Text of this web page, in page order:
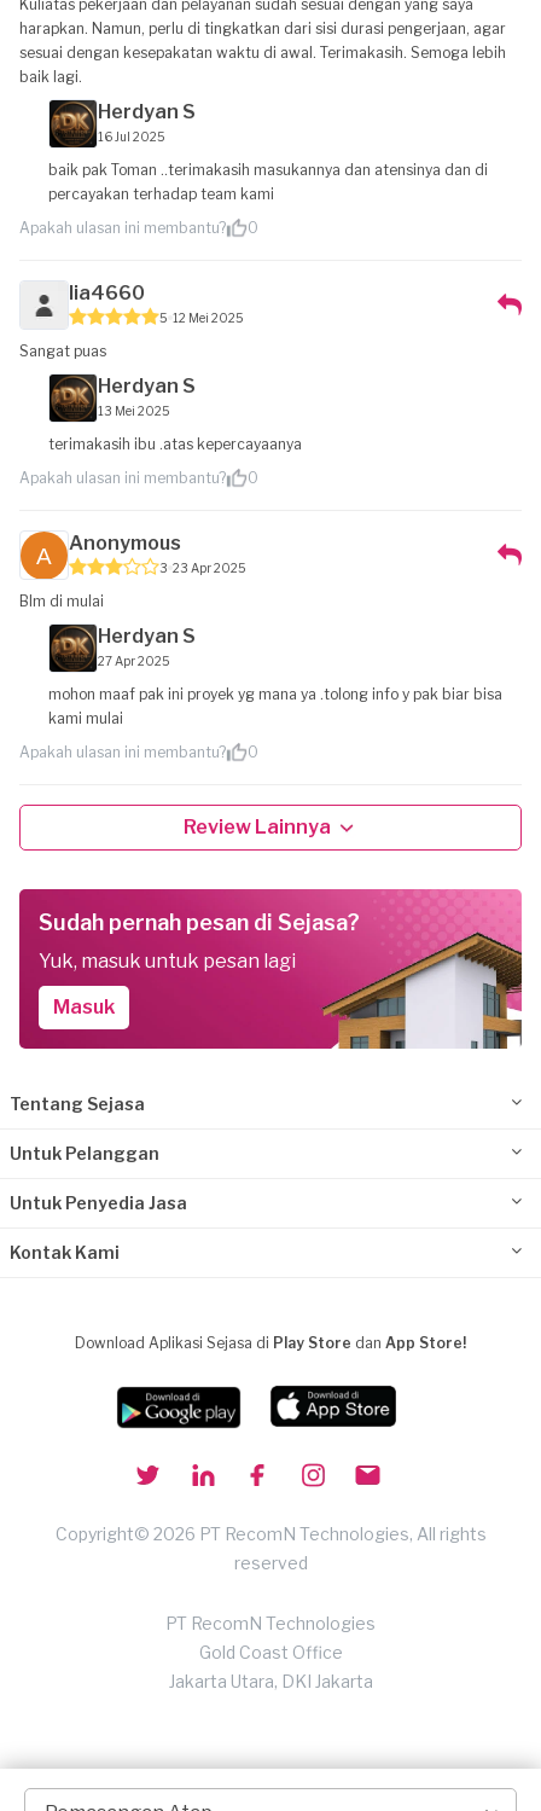
Kuliatas pekerjaan dan pelayanan sudah sesuai dengan yang saya
harapkan. Namun, perlu di tingkatkan dari sisi durasi pengerjaan, agar
sesuai dengan kesepakatan waktu di awal. Terimakasih. Semoga lebih
baik lagi.
Herdyan S
16 Jul 2025
baik pak Toman ..terimakasih masukannya dan atensinya dan di
percayakan terhadap team kami
Apakah ulasan ini membantu?
0
lia4660
5 12 Mei 2025
Sangat puas
Herdyan S
13 Mei 2025
terimakasih ibu .atas kepercayaanya
Apakah ulasan ini membantu?
0
Anonymous
3 23 Apr 2025
Blm di mulai
Herdyan S
27 Apr 2025
mohon maaf pak ini proyek yg mana ya .tolong info y pak biar bisa
kami mulai
Apakah ulasan ini membantu?
0
Review Lainnya
Sudah pernah pesan di Sejasa?
Yuk, masuk untuk pesan lagi
Masuk
Tentang Sejasa
Untuk Pelanggan
Untuk Penyedia Jasa
Kontak Kami
Download Aplikasi Sejasa di Play Store dan App Store!
Copyright© 2026 PT RecomN Technologies, All rights
reserved
PT RecomN Technologies
Gold Coast Office
Jakarta Utara, DKI Jakarta